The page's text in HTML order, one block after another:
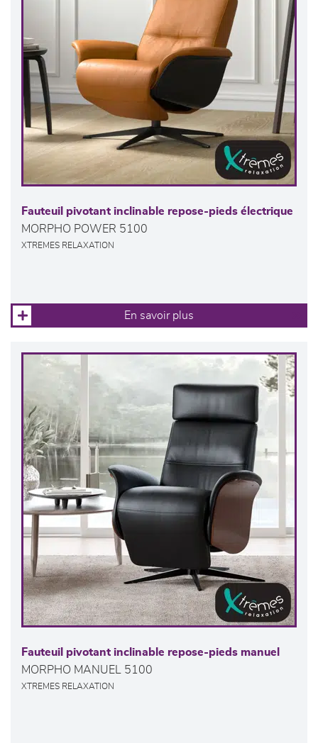
Fauteuil pivotant inclinable repose-pieds électrique
MORPHO POWER 5100
XTREMES RELAXATION
En savoir plus
Fauteuil pivotant inclinable repose-pieds manuel
MORPHO MANUEL 5100
XTREMES RELAXATION